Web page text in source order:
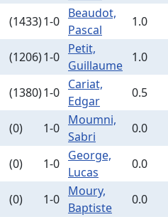
(1433)1-0
Beaudot,
Pascal
1.0
(1206)1-0
Petit,
Guillaume
1.0
(1380)1-0
Cariat,
Edgar
0.5
(0) 1-0
Moumni,
Sabri
0.0
(0) 1-0
George,
Lucas
0.0
(0) 1-0
Moury,
Baptiste
0.0